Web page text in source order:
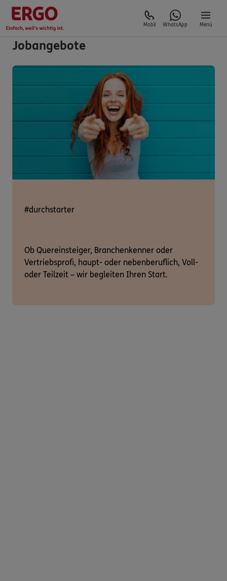
Mobil WhatsApp Menü
Jobangebote
#durchstarter
Ob Quereinsteiger, Branchenkenner oder
Vertriebsprofi, haupt- oder nebenberuflich, Voll-
oder Teilzeit – wir begleiten Ihren Start.